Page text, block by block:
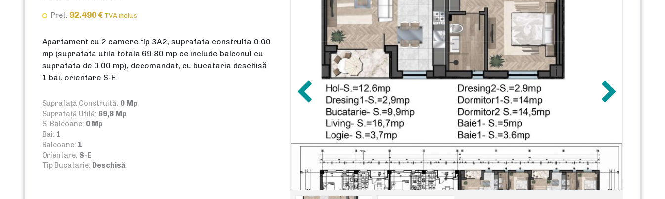
Pret: 92.490 € TVA inclus
Apartament cu 2 camere tip 3A2, suprafata construita 0.00
mp (suprafata utila totala 69.80 mp ce include balconul cu
suprafata de 0.00 mp), decomandat, cu bucataria deschisă.
1 bai, orientare S-E.
Suprafață Construită: 0 Mp
Suprafață Utilă: 69,8 Mp
S. Balcoane: 0 Mp
Bai: 1
Balcoane: 1
Orientare: S-E
Tip Bucatarie: Deschisă